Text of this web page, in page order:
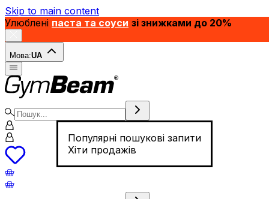
Skip to main content
Улюблені паста та соуси зі знижками до 20%
Мова:UA
Популярні пошукові запити
Хіти продажів